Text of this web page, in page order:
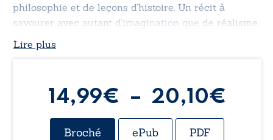
philosophie et de leçons d’histoire. Un récit à
savourer avec autant d’imagination que de réalisme.
Lire plus
14,99€ – 20,10€
Broché ePub PDF